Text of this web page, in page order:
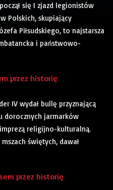
się I zjazd legionistów
Polskich, skupiający
Piłsudskiego, to najstarsza
i państwowo-
przez historię
IV wydał bullę przyznającą
dorocznych jarmarków
religijno-kulturalną.
świętych, dawał
przez historię